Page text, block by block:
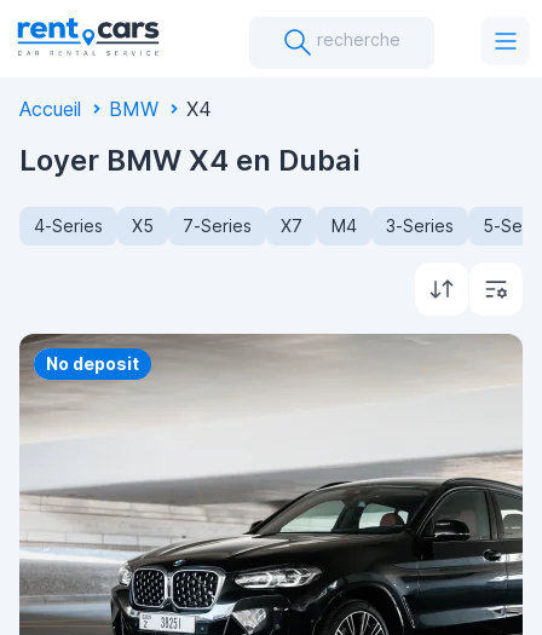
recherche
Accueil BMW X4
Loyer BMW X4 en Dubai
4-Series X5 7-Series X7 M4 3-Series 5-
Priority
No deposit